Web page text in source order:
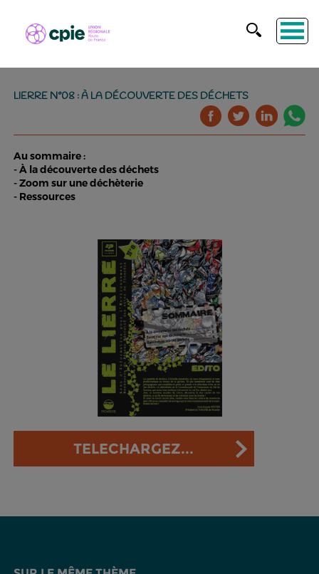
LIERRE N°08 : À LA DÉCOUVERTE DES DÉCHETS
Au sommaire :
- À la découverte des déchets
- Zoom sur une déchèterie
- Ressources
TELECHARGEZ...